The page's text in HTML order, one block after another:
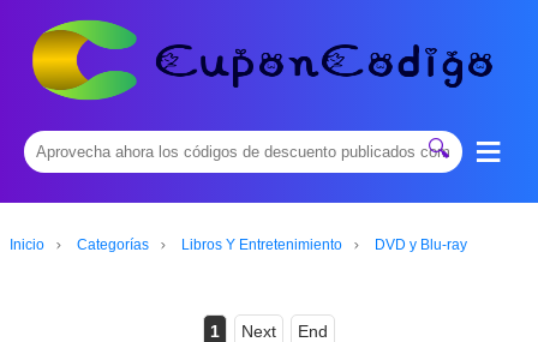
🔍 ≡
Inicio Categorías Libros Y Entretenimiento DVD y Blu-ray
1 Next End